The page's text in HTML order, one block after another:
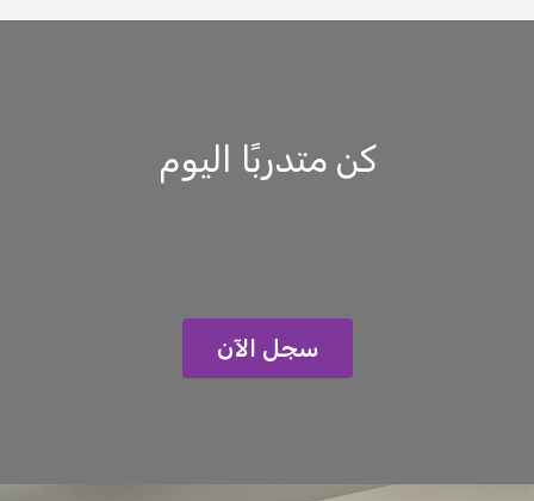
كن متدربًا اليوم
سجل الآن